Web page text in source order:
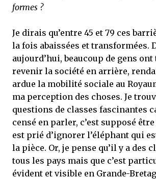
formes ?
Je dirais qu’entre 45 et 79 ces
la fois abaissées et transformées.
aujourd’hui, beaucoup de gens
revenir la société en arrière,
ardue la mobilité sociale au
ma perception des choses. Je
questions de classes fascinantes
censé en parler, c’est supposé
est prié d’ignorer l’éléphant qui
la pièce. Or, je pense qu’il y a des
tous les pays mais que c’est
évident et visible en Grande-